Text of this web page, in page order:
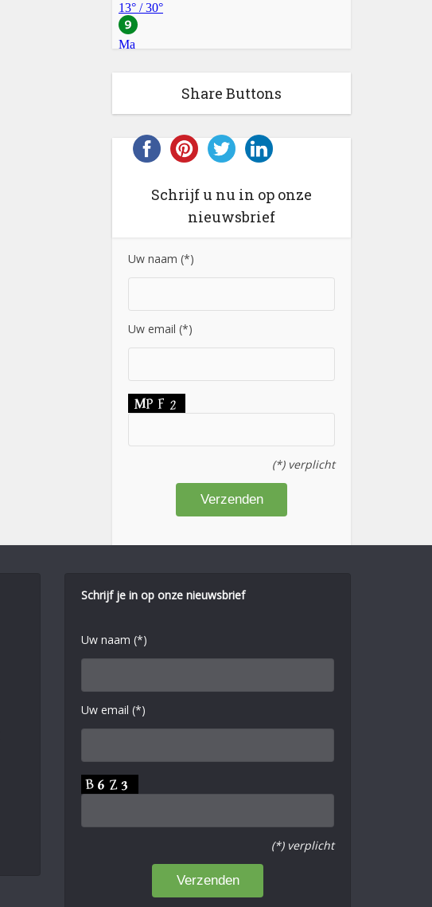
Share Buttons
Schrijf u nu in op onze
nieuwsbrief
Uw naam (*)
Uw email (*)
(*) verplicht
Schrijf je in op onze nieuwsbrief
Uw naam (*)
Uw email (*)
(*) verplicht